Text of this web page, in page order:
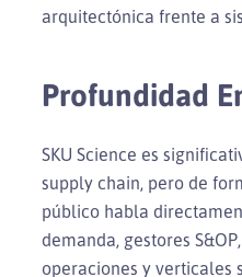
arquitectónica frente a
Profundidad
SKU Science es
supply chain, pero de
público habla
demanda, gestores
operaciones y verticales